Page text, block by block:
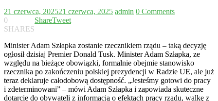
21 czerwca, 202521 czerwca, 2025 admin 0 Comments
0
SHARES
ShareTweet
Minister Adam Szłapka zostanie rzecznikiem rządu – taką decyzję
ogłosił dzisiaj Premier Donald Tusk. Minister Adam Szłapka, ze
względu na bieżące obowiązki, formalnie obejmie stanowisko
rzecznika po zakończeniu polskiej prezydencji w Radzie UE, ale już
teraz deklaruje całodobową dostępność. „Jesteśmy gotowi do pracy
i zdeterminowani” – mówi Adam Szłapka i zapowiada skuteczne
dotarcie do obywateli z informacją o efektach pracy rządu, walkę z